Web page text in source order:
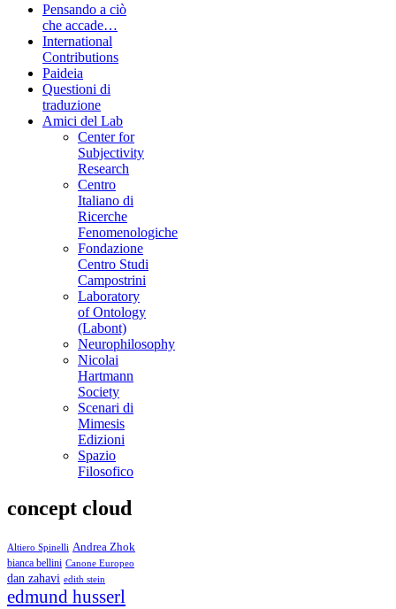
Pensando a ciò
che accade…
International
Contributions
Paideia
Questioni di
traduzione
Amici del Lab
Center for
Subjectivity
Research
Centro
Italiano di
Ricerche
Fenomenologiche
Fondazione
Centro Studi
Campostrini
Laboratory
of Ontology
(Labont)
Neurophilosophy
Nicolai
Hartmann
Society
Scenari di
Mimesis
Edizioni
Spazio
Filosofico
concept cloud
Altiero Spinelli Andrea Zhok
bianca bellini Canone Europeo
dan zahavi edith stein
edmund husserl